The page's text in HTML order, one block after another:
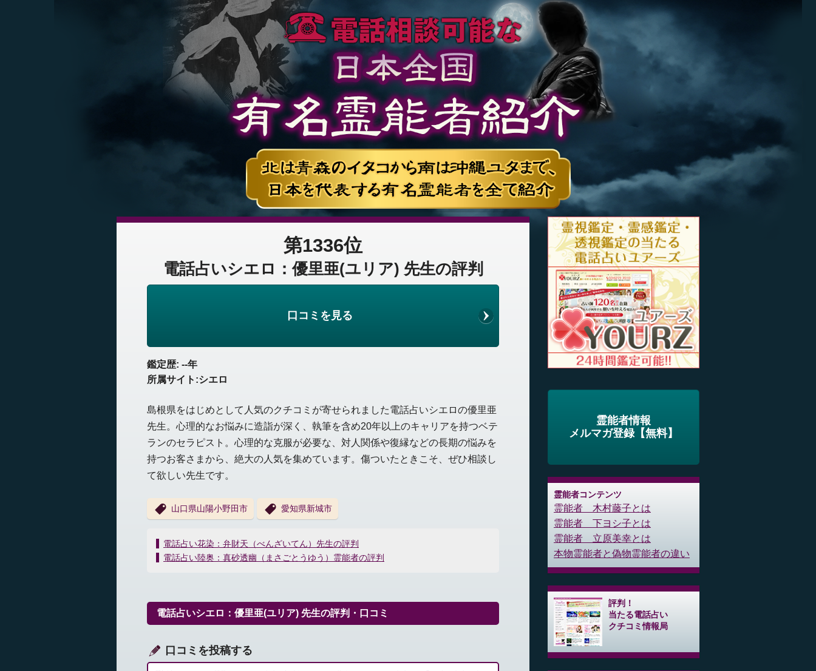
第1336位
電話占いシエロ：優里亜(ユリア) 先生の評判
口コミを見る
鑑定歴: --年
所属サイト:シエロ
島根県をはじめとして人気のクチコミが寄せられました電話占いシエロの優里亜
先生。心理的なお悩みに造詣が深く、執筆を含め20年以上のキャリアを持つベテ
ランのセラピスト。心理的な克服が必要な、対人関係や復縁などの長期の悩みを
持つお客さまから、絶大の人気を集めています。傷ついたときこそ、ぜひ相談し
て欲しい先生です。
山口県山陽小野田市 愛知県新城市
投
稿
ー
シ
ン
電話占い花染：弁財天（べんざいてん）先生の評判
電話占い陸奥：真砂透幽（まさごとうゆう）霊能者の評判
電話占いシエロ：優里亜(ユリア) 先生の評判・口コミ
口コミを投稿する
霊能者情報
メルマガ登録【無料】
霊能者コンテンツ
霊能者 木村藤子とは
霊能者 下ヨシ子とは
霊能者 立原美幸とは
本物霊能者と偽物霊能者の違い
評判！
当たる電話占い
クチコミ情報局